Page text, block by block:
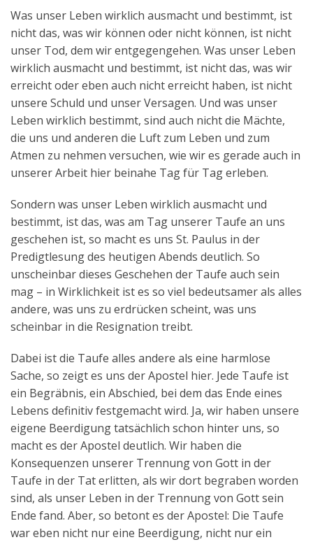
Was unser Leben wirklich ausmacht und bestimmt, ist
nicht das, was wir können oder nicht können, ist nicht
unser Tod, dem wir entgegengehen. Was unser Leben
wirklich ausmacht und bestimmt, ist nicht das, was wir
erreicht oder eben auch nicht erreicht haben, ist nicht
unsere Schuld und unser Versagen. Und was unser
Leben wirklich bestimmt, sind auch nicht die Mächte,
die uns und anderen die Luft zum Leben und zum
Atmen zu nehmen versuchen, wie wir es gerade auch in
unserer Arbeit hier beinahe Tag für Tag erleben.
Sondern was unser Leben wirklich ausmacht und
bestimmt, ist das, was am Tag unserer Taufe an uns
geschehen ist, so macht es uns St. Paulus in der
Predigtlesung des heutigen Abends deutlich. So
unscheinbar dieses Geschehen der Taufe auch sein
mag – in Wirklichkeit ist es so viel bedeutsamer als alles
andere, was uns zu erdrücken scheint, was uns
scheinbar in die Resignation treibt.
Dabei ist die Taufe alles andere als eine harmlose
Sache, so zeigt es uns der Apostel hier. Jede Taufe ist
ein Begräbnis, ein Abschied, bei dem das Ende eines
Lebens definitiv festgemacht wird. Ja, wir haben unsere
eigene Beerdigung tatsächlich schon hinter uns, so
macht es der Apostel deutlich. Wir haben die
Konsequenzen unserer Trennung von Gott in der
Taufe in der Tat erlitten, als wir dort begraben worden
sind, als unser Leben in der Trennung von Gott sein
Ende fand. Aber, so betont es der Apostel: Die Taufe
war eben nicht nur eine Beerdigung, nicht nur ein